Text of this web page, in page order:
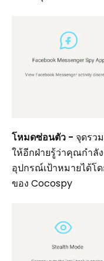
โหมดซ่อนตัว - จุดรว
ให้อีกฝ่ายรู้ว่าคุณกำลั
อุปกรณ์เป้าหมายได้โ
ของ Cocospy